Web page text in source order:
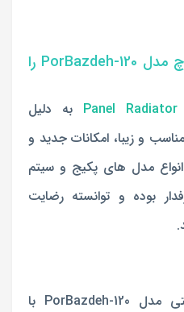
چرا خرید رادیاتور پنلی لورچ مدل PorBazdeh-120 را
Panel به دلیل
و زیبا، امکانات جدید و
انواع مدل های پکیج و سیتم
بوده و توانسته رضایت
رادیاتور پنلی لورچ 120 سانتی مدل PorBazdeh-120 با